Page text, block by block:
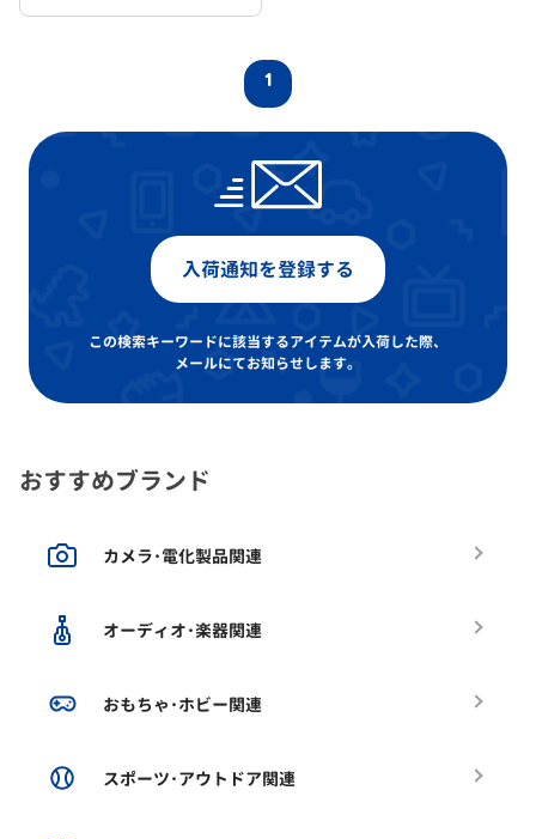
1
入荷通知を登録する
この検索キーワードに該当するアイテムが入荷した際、
メールにてお知らせします。
おすすめブランド
カメラ･電化製品関連
オーディオ･楽器関連
おもちゃ･ホビー関連
スポーツ･アウトドア関連